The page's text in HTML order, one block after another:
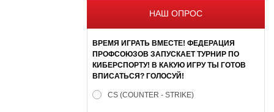
НАШ ОПРОС
ВРЕМЯ ИГРАТЬ ВМЕСТЕ! ФЕДЕРАЦИЯ
ПРОФСОЮЗОВ ЗАПУСКАЕТ ТУРНИР ПО
КИБЕРСПОРТУ! В КАКУЮ ИГРУ ТЫ ГОТОВ
ВПИСАТЬСЯ? ГОЛОСУЙ!
CS (COUNTER - STRIKE)